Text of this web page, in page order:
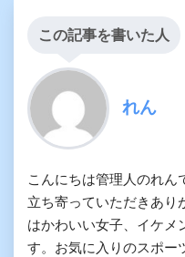
この記事を書いた人
れん
こんにちは管理人のれん
立ち寄っていただきあり
はかわいい女子、イケメ
す。お気に入りのスポー